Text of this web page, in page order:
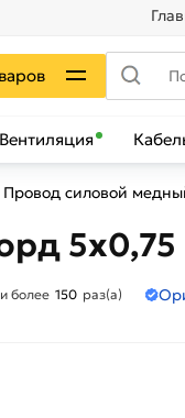
Вентиляция
Провод силовой
5x0,75
более 150 раз(а)